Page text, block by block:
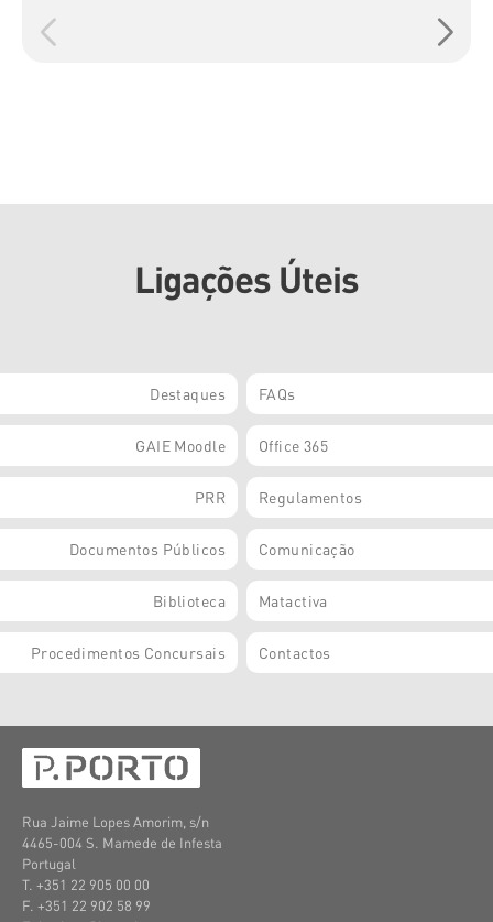
Ligações Úteis
Destaques FAQs
GAIE Moodle Office 365
PRR Regulamentos
Documentos Públicos Comunicação
Biblioteca Matactiva
Procedimentos Concursais Contactos
Rua Jaime Lopes Amorim, s/n
4465-004 S. Mamede de Infesta
Portugal
T. +351 22 905 00 00
F. +351 22 902 58 99